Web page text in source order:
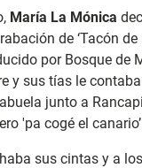
María La Mónica
de ‘Tacón
por Bosque de
y sus tías le
junto a
'pa cogé el
sus cintas y a